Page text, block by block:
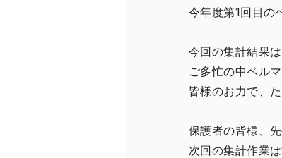
今年度第1回目の
今回の集計結果
ご多忙の中ベル
皆様のお力で、
保護者の皆様、
次回の集計作業